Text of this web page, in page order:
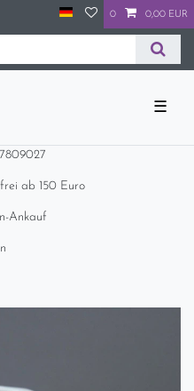
0 0,00 EUR
☰
ab 150 Euro
Ankauf